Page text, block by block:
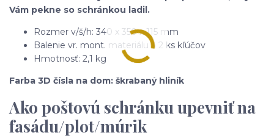
Vám pekne so schránkou ladil.
Rozmer v/š/h: 340 x 350 x 115 mm
Balenie vr. mont. materiálu a 2 ks kľúčov
Hmotnosť: 2,1 kg
Farba 3D čísla na dom: škrabaný hliník
Ako poštovú schránku upevniť na
fasádu/plot/múrik